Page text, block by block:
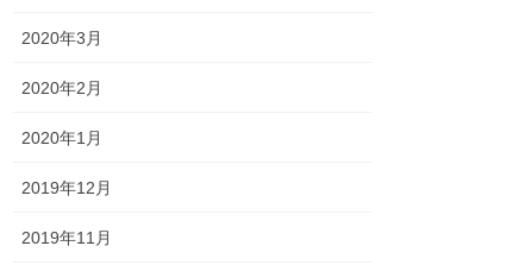
2020年3月
2020年2月
2020年1月
2019年12月
2019年11月